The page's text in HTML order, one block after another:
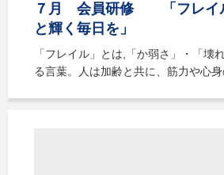
７月 会員研修 「フレイ
と輝く毎日を」
「フレイル」とは,「か弱さ」・「壊
る言葉。人は加齢と共に、筋力や心身